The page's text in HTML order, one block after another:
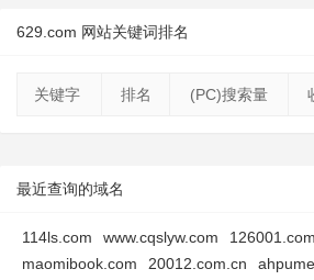
629.com 网站关键词排名
关键字 排名 (PC)搜索量
最近查询的域名
114ls.com www.cqslyw.com 126001.com
maomibook.com
20012.com.cn